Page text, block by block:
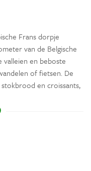
Frans dorpje
van de Belgische
valleien en beboste
of fietsen. De
en croissants,